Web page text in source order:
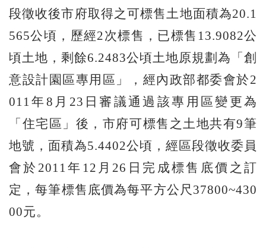
段徵收後市府取得之可標售土地面積為20.1
565公頃，歷經2次標售，已標售13.9082公
頃土地，剩餘6.2483公頃土地原規劃為「創
意設計園區專用區」，經內政部都委會於2
011年8月23日審議通過該專用區變更為
「住宅區」後，市府可標售之土地共有9筆
地號，面積為5.4402公頃，經區段徵收委員
會於2011年12月26日完成標售底價之訂
定，每筆標售底價為每平方公尺37800~430
00元。